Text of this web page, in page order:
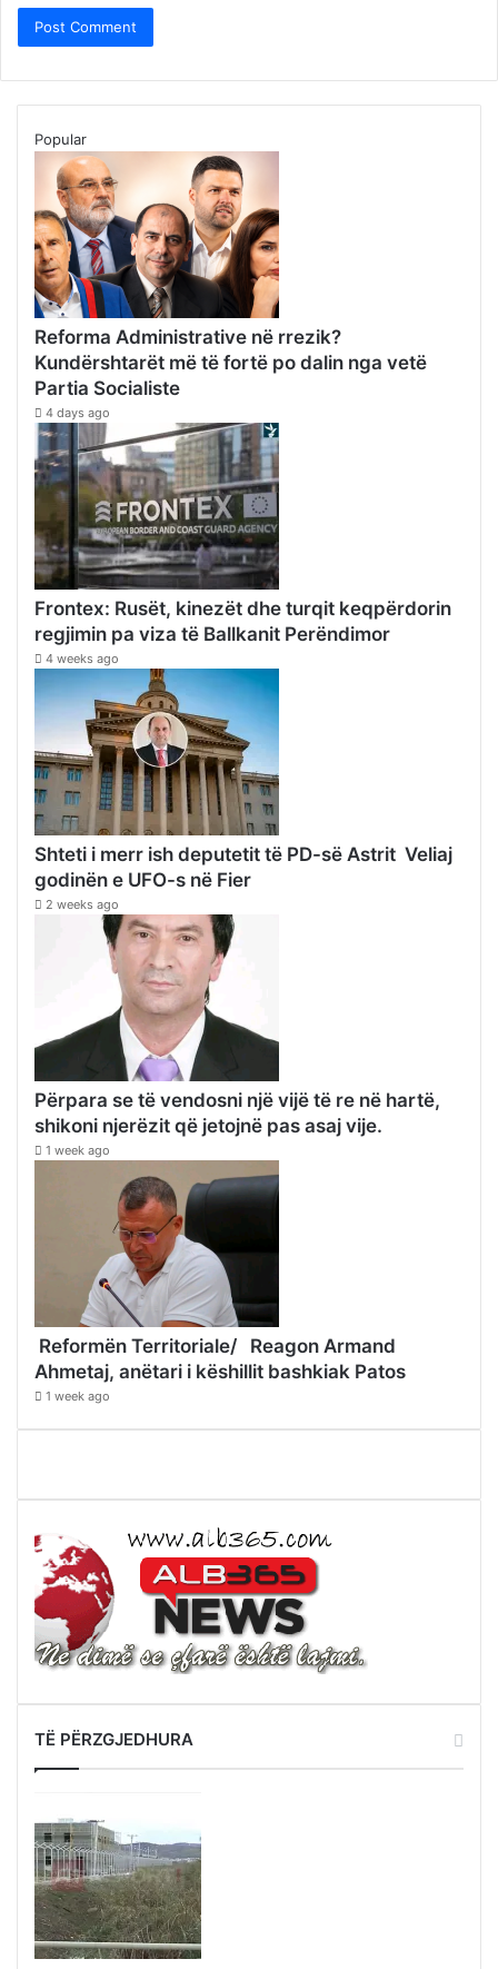
Popular
Reforma Administrative në rrezik?
Kundërshtarët më të fortë po dalin nga vetë
Partia Socialiste
4 days ago
Frontex: Rusët, kinezët dhe turqit keqpërdorin
regjimin pa viza të Ballkanit Perëndimor
4 weeks ago
Shteti i merr ish deputetit të PD-së Astrit Veliaj
godinën e UFO-s në Fier
2 weeks ago
Përpara se të vendosni një vijë të re në hartë,
shikoni njerëzit që jetojnë pas asaj vije.
1 week ago
Reformën Territoriale/ Reagon Armand
Ahmetaj, anëtari i këshillit bashkiak Patos
1 week ago
TË PËRZGJEDHURA